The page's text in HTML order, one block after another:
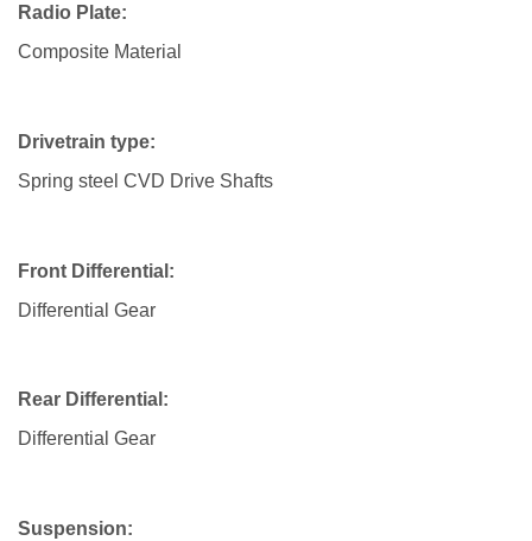
Radio Plate:
Composite Material
Drivetrain type:
Spring steel CVD Drive Shafts
Front Differential:
Differential Gear
Rear Differential:
Differential Gear
Suspension: